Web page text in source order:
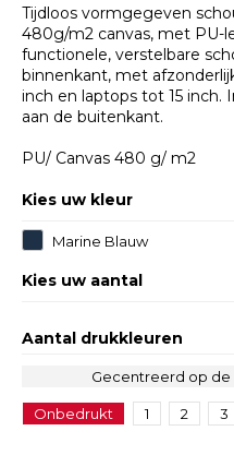
Tijdloos vormgegeven
480g/m2 canvas, met PU-
functionele, verstelbare
binnenkant, met
inch en laptops tot 15 inch.
aan de buitenkant.
PU/ Canvas 480 g/ m2
Kies uw kleur
Marine Blauw
Kies uw aantal
Aantal drukkleuren
Gecentreerd op de
Onbedrukt 1 2 3